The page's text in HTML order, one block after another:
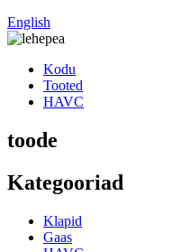
English
Kodu
Tooted
HAVC
toode
Kategooriad
Klapid
Gaas